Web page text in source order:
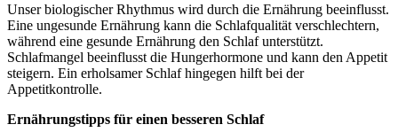
Unser biologischer Rhythmus wird durch die Ernährung beeinflusst.
Eine ungesunde Ernährung kann die Schlafqualität verschlechtern,
während eine gesunde Ernährung den Schlaf unterstützt.
Schlafmangel beeinflusst die Hungerhormone und kann den Appetit
steigern. Ein erholsamer Schlaf hingegen hilft bei der
Appetitkontrolle.
Ernährungstipps für einen besseren Schlaf